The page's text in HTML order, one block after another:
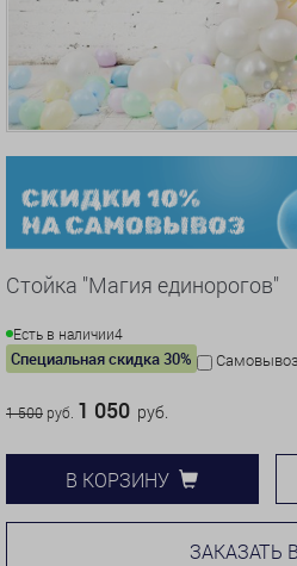
Стойка "Магия единорогов"
Есть в наличии4
Специальная скидка 30%
1 500 руб. 1 050 руб.
В КОРЗИНУ
ЗАКАЗАТЬ